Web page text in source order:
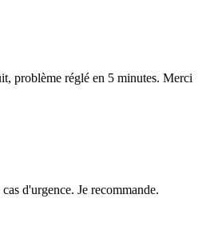
problème réglé en 5 minutes. Merci
d'urgence. Je recommande.